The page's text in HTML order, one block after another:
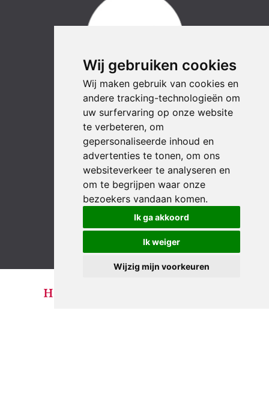
Wij gebruiken cookies
Wij maken gebruik van cookies en
andere tracking-technologieën om
uw surfervaring op onze website
te verbeteren, om
gepersonaliseerde inhoud en
advertenties te tonen, om ons
websiteverkeer te analyseren en
om te begrijpen waar onze
bezoekers vandaan komen.
Ik ga akkoord
Ik weiger
Wijzig mijn voorkeuren
LinkedIn YouTube InstagramFacebook